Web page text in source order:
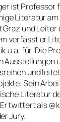
ist Professor
Literatur
und
verfasst er
für ‘Die
Ausstellungen
und leitet
Sein
Literatur
twittert als
Jury.